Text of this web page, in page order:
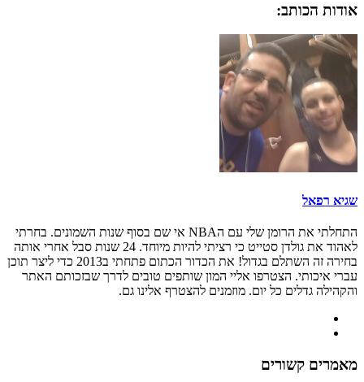
אודות הכותב:
שגיא רפאל
התחלתי את הרומן שלי עם הNBA אי שם בסוף שנות השמונים. בחרתי
לאהוד את גולדן סטייט כי רציתי להיות מיוחד. 24 שנות סבל אחרי אותה
בחירה זה השתלם בגדול! את הכדור הכתום פתחתי ב2013 כדי ליצר תוכן
עברי איכותי. הצטרפו אליי המון שותפים טובים לדרך שבזכותם האתר
והקהילה גדלים כל יום. מוזמנים להצטרף אלינו גם.
מאמרים קשורים